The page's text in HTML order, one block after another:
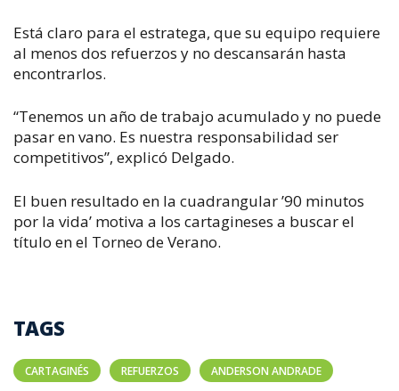
Está claro para el estratega, que su equipo requiere
al menos dos refuerzos y no descansarán hasta
encontrarlos.
“Tenemos un año de trabajo acumulado y no puede
pasar en vano. Es nuestra responsabilidad ser
competitivos”, explicó Delgado.
El buen resultado en la cuadrangular ’90 minutos
por la vida’ motiva a los cartagineses a buscar el
título en el Torneo de Verano.
TAGS
CARTAGINÉS REFUERZOS ANDERSON ANDRADE